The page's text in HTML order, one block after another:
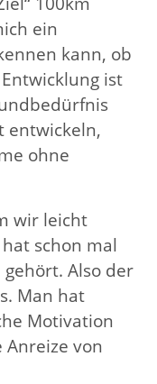
ein
kann, ob
ist
entwickeln,
ohne
wir leicht
schon mal
Also der
Man hat
Motivation
von